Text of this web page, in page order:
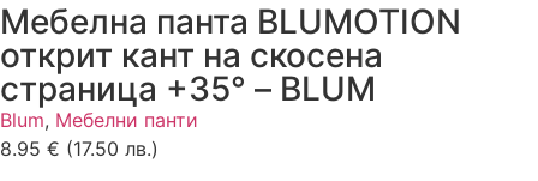
Мебелна панта BLUMOTION
открит кант на скосена
страница +35° – BLUM
Blum, Мебелни панти
8.95 € (17.50 лв.)